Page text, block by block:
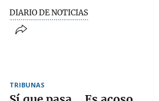
DIARIO DE NOTICIAS
TRIBUNAS